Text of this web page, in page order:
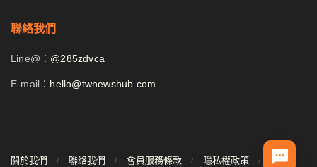
聯絡我們
Line@： @285zdvca
E-mail： hello@twnewshub.com
關於我們 聯絡我們 會員服務條款 隱私權政策